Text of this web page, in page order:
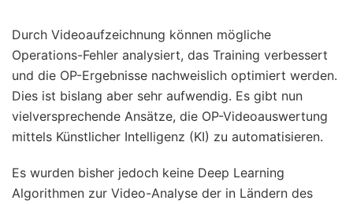
Durch Videoaufzeichnung können mögliche
Operations-Fehler analysiert, das Training verbessert
und die OP-Ergebnisse nachweislich optimiert werden.
Dies ist bislang aber sehr aufwendig. Es gibt nun
vielversprechende Ansätze, die OP-Videoauswertung
mittels Künstlicher Intelligenz (KI) zu automatisieren.
Es wurden bisher jedoch keine Deep Learning
Algorithmen zur Video-Analyse der in Ländern des